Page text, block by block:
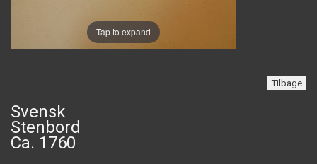
Tap to expand
Tilbage
Svensk
Stenbord
Ca. 1760